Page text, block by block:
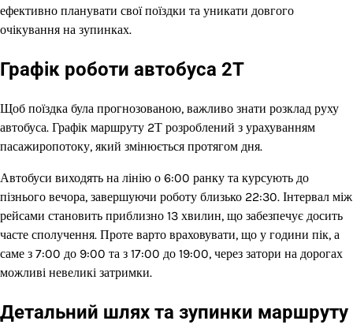
ефективно планувати свої поїздки та уникати довгого
очікування на зупинках.
Графік роботи автобуса 2Т
Щоб поїздка була прогнозованою, важливо знати розклад руху
автобуса. Графік маршруту 2Т розроблений з урахуванням
пасажиропотоку, який змінюється протягом дня.
Автобуси виходять на лінію о 6:00 ранку та курсують до
пізнього вечора, завершуючи роботу близько 22:30. Інтервал між
рейсами становить приблизно 13 хвилин, що забезпечує досить
часте сполучення. Проте варто враховувати, що у години пік, а
саме з 7:00 до 9:00 та з 17:00 до 19:00, через затори на дорогах
можливі невеликі затримки.
Детальний шлях та зупинки маршруту